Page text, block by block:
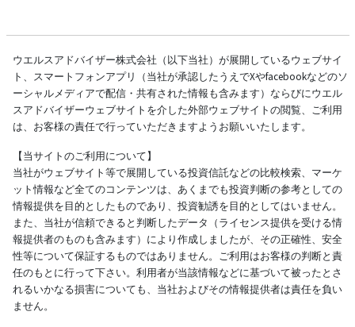
ウエルスアドバイザー株式会社（以下当社）が展開しているウェブサイ
ト、スマートフォンアプリ（当社が承認したうえでXやfacebookなどのソ
ーシャルメディアで配信・共有された情報も含みます）ならびにウエル
スアドバイザーウェブサイトを介した外部ウェブサイトの閲覧、ご利用
は、お客様の責任で行っていただきますようお願いいたします。
【当サイトのご利用について】
当社がウェブサイト等で展開している投資信託などの比較検索、マーケ
ット情報など全てのコンテンツは、あくまでも投資判断の参考としての
情報提供を目的としたものであり、投資勧誘を目的としてはいません。
また、当社が信頼できると判断したデータ（ライセンス提供を受ける情
報提供者のものも含みます）により作成しましたが、その正確性、安全
性等について保証するものではありません。ご利用はお客様の判断と責
任のもとに行って下さい。利用者が当該情報などに基づいて被ったとさ
れるいかなる損害についても、当社およびその情報提供者は責任を負い
ません。